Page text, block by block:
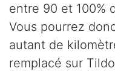
entre 90 et 100%
Vous pourrez
autant de
remplacé sur